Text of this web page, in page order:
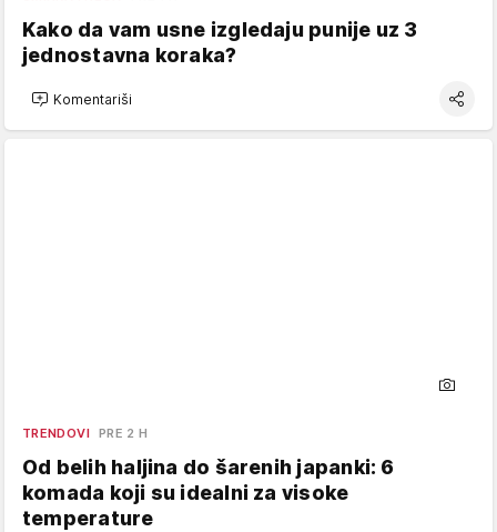
Kako da vam usne izgledaju punije uz 3
jednostavna koraka?
Komentariši
TRENDOVI PRE 2 H
Od belih haljina do šarenih japanki: 6
komada koji su idealni za visoke
temperature